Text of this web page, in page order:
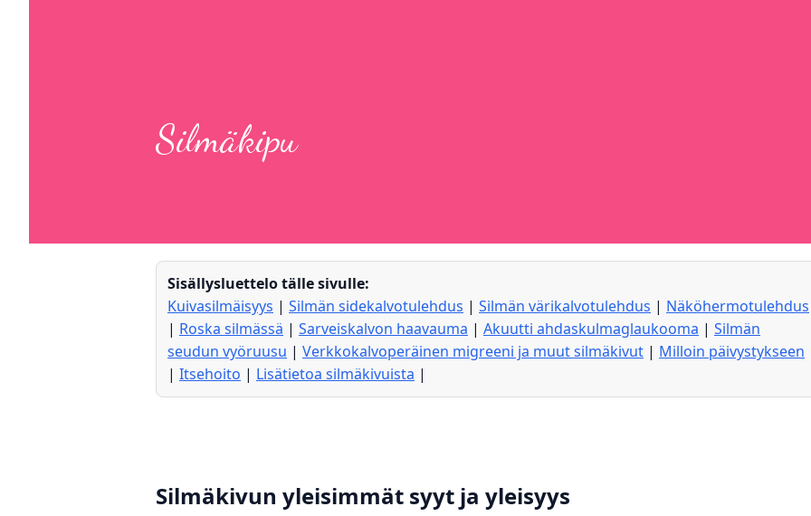
Silmäkipu
Sisällysluettelo tälle sivulle:
Kuivasilmäisyys | Silmän sidekalvotulehdus | Silmän värikalvotulehdus | Näköhermotulehdus
| Roska silmässä | Sarveiskalvon haavauma | Akuutti ahdaskulmaglaukooma | Silmän
seudun vyöruusu | Verkkokalvoperäinen migreeni ja muut silmäkivut | Milloin päivystykseen
| Itsehoito | Lisätietoa silmäkivuista |
Silmäkivun yleisimmät syyt ja yleisyys